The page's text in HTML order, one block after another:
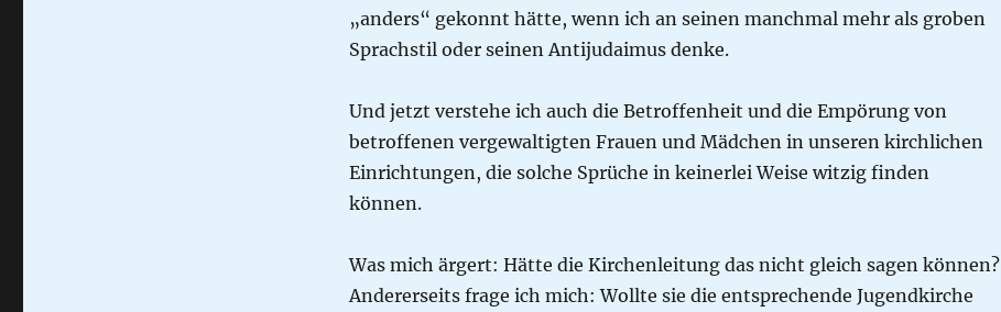
„anders“ gekonnt hätte, wenn ich an seinen manchmal mehr als groben
Sprachstil oder seinen Antijudaimus denke.
Und jetzt verstehe ich auch die Betroffenheit und die Empörung von
betroffenen vergewaltigten Frauen und Mädchen in unseren kirchlichen
Einrichtungen, die solche Sprüche in keinerlei Weise witzig finden
können.
Was mich ärgert: Hätte die Kirchenleitung das nicht gleich sagen können?
Andererseits frage ich mich: Wollte sie die entsprechende Jugendkirche